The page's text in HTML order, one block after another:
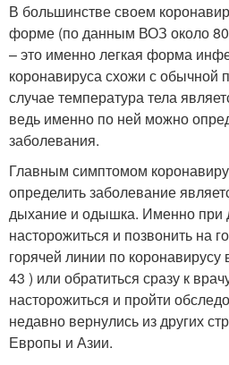
В большинстве своем
форме (по данным ВОЗ около
– это именно легкая форма
коронавируса схожи с обычной
случае температура тела
ведь именно по ней можно
заболевания.
Главным симптомом
определить заболевание
дыхание и одышка. Именно при
насторожиться и позвонить на
горячей линии по
43 ) или обратиться сразу к
насторожиться и пройти
недавно вернулись из других
Европы и Азии.